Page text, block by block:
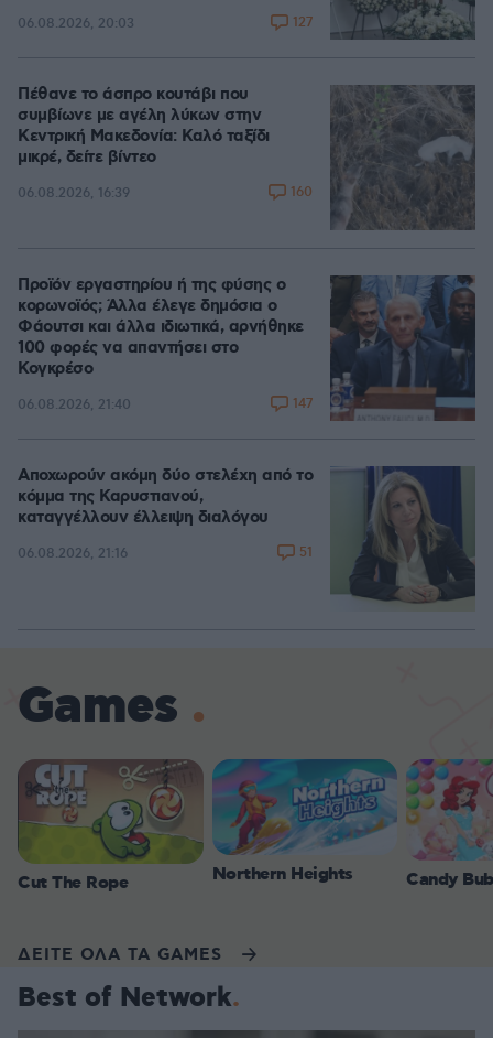
06.08.2026, 20:03 127
Πέθανε το άσπρο κουτάβι που
συμβίωνε με αγέλη λύκων στην
Κεντρική Μακεδονία: Καλό ταξίδι
μικρέ, δείτε βίντεο
06.08.2026, 16:39 160
Προϊόν εργαστηρίου ή της φύσης ο
κορωνοϊός; Άλλα έλεγε δημόσια ο
Φάουτσι και άλλα ιδιωτικά, αρνήθηκε
100 φορές να απαντήσει στο
Κογκρέσο
06.08.2026, 21:40 147
Αποχωρούν ακόμη δύο στελέχη από το
κόμμα της Καρυστιανού,
καταγγέλλουν έλλειψη διαλόγου
06.08.2026, 21:16 51
Games
Cut The Rope Northern Heights Candy
ΔΕΙΤΕ ΟΛΑ ΤΑ GAMES
Best of Network